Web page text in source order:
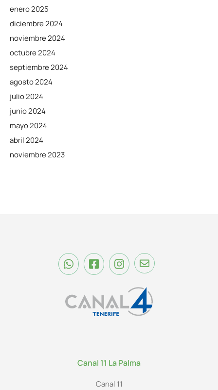
enero 2025
diciembre 2024
noviembre 2024
octubre 2024
septiembre 2024
agosto 2024
julio 2024
junio 2024
mayo 2024
abril 2024
noviembre 2023
Canal 11 La Palma
Canal 11